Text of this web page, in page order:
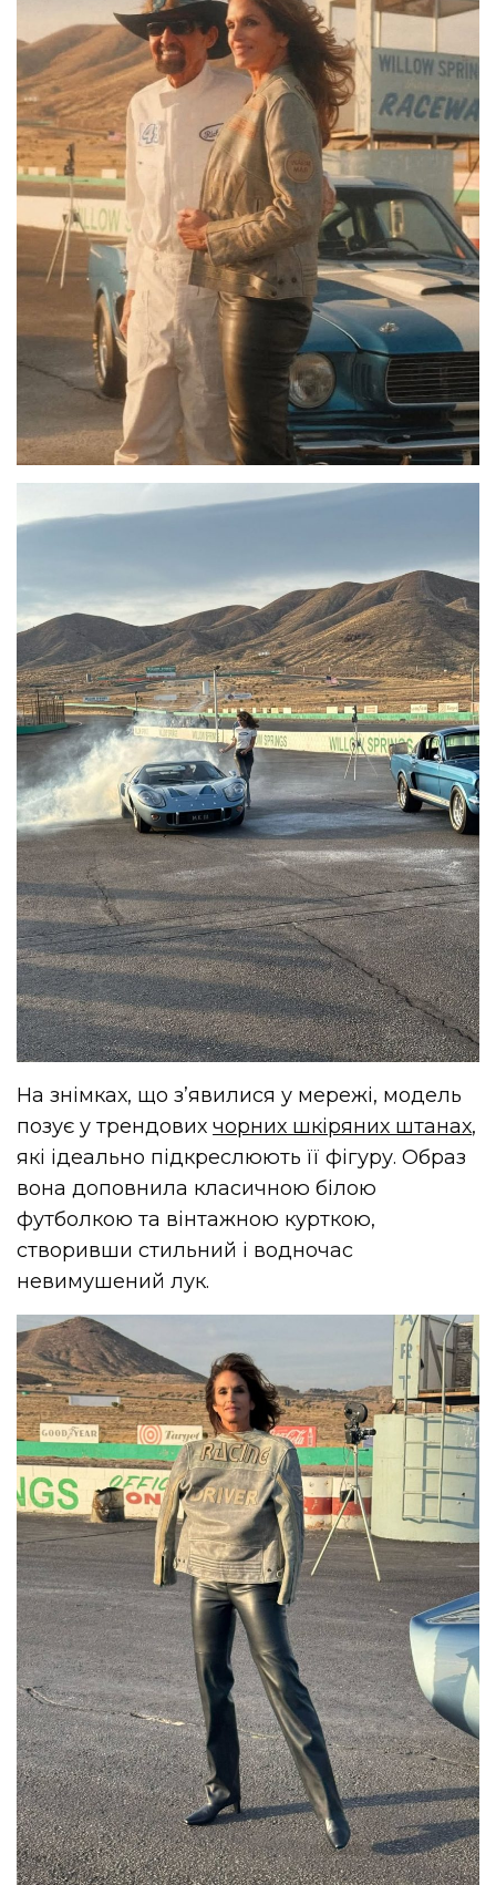
На знімках, що з’явилися у мережі, модель
позує у трендовихчорних шкіряних штанах,
які ідеально підкреслюють її фігуру. Образ
вона доповнила класичною білою
футболкою та вінтажною курткою,
створивши стильний і водночас
невимушений лук.